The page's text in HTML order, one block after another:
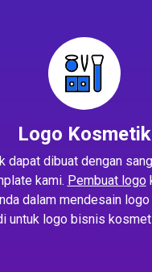
Logo Kosmetik
dapat dibuat dengan
kami. Pembuat logo
dalam mendesain
untuk logo bisnis